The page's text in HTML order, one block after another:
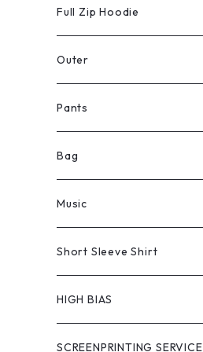
Full Zip Hoodie
Outer
Pants
Bag
Music
Short Sleeve Shirt
HIGH BIAS
SCREENPRINTING SERVICE